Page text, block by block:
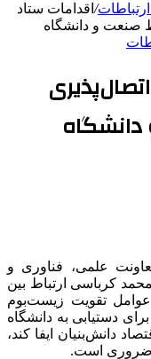
/ اقدامات ستاد
صنعت و دانشگاه
دانشگاه
علمی، فناوری و
کرباسی ارتباط بین
تقویت زیست‌بوم
دستیابی به دانشگاه
دانش‌بنیان ایفا کند،
ضروری است.